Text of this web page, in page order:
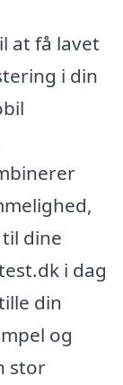
at få lavet
i din
dine
i dag
din
og
stor